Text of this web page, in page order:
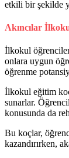
etkili bir şekilde
Akıncılar
İlkokul
onlara uygun
öğrenme
İlkokul eğitim
sunarlar.
konusunda da
Bu koçlar,
kazandırırken,